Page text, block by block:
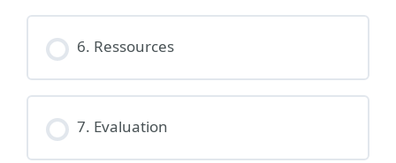
du
screencast
élèves
6. Ressources
7. Evaluation